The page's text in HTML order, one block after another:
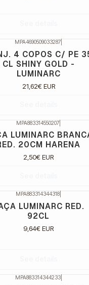
MPA4690509033287
4 COPOS C/ PE
CL SHINY GOLD -
LUMINARC
21,62€ EUR
MPA883314550207
LUMINARC
20CM HARENA
2,50€ EUR
MPA883314344318
LUMINARC RED.
92CL
9,64€ EUR
MPA883314344233|